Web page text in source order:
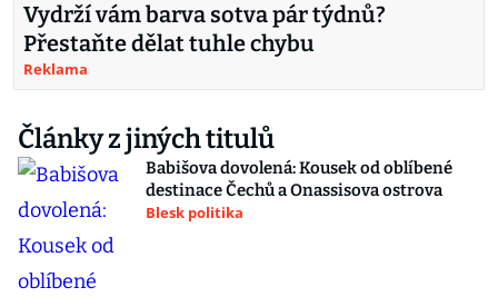
Vydrží vám barva sotva pár týdnů?
Přestaňte dělat tuhle chybu
Reklama
Články z jiných titulů
Babišova dovolená: Kousek od oblíbené
destinace Čechů a Onassisova ostrova
Blesk politika